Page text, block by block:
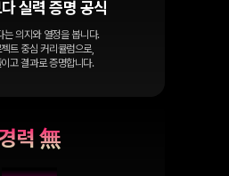
실력 증명 공식
는 의지와 열정을 봅니다.
트 중심 커리큘럼으로,
고 결과로 증명합니다.
경력 無